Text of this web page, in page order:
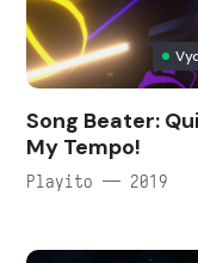
Song Beater:
My Tempo!
Playito — 2019